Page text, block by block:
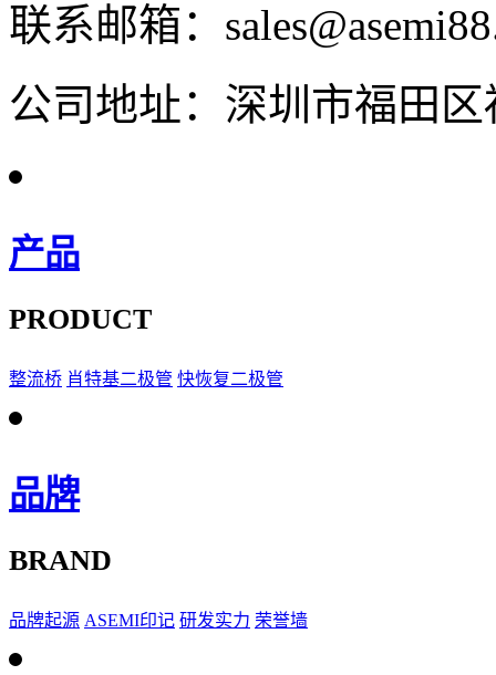
联系邮箱：
公司地址：深圳市福田
产品
PRODUCT
整流桥 肖特基二极管 快恢复二极管
品牌
BRAND
品牌起源 ASEMI印记 研发实力 荣誉墙